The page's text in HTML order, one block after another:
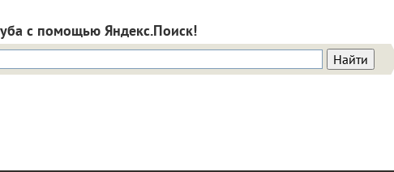
с помощью Яндекс.Поиск!